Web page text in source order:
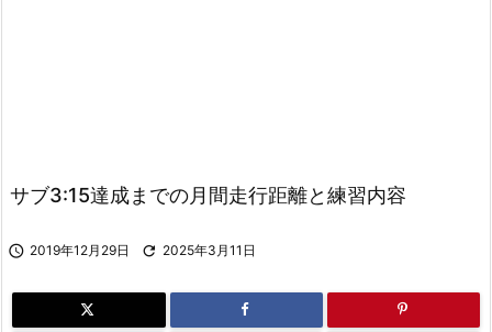
サブ3:15達成までの月間走行距離と練習内容
 2019年12月29日  2025年3月11日